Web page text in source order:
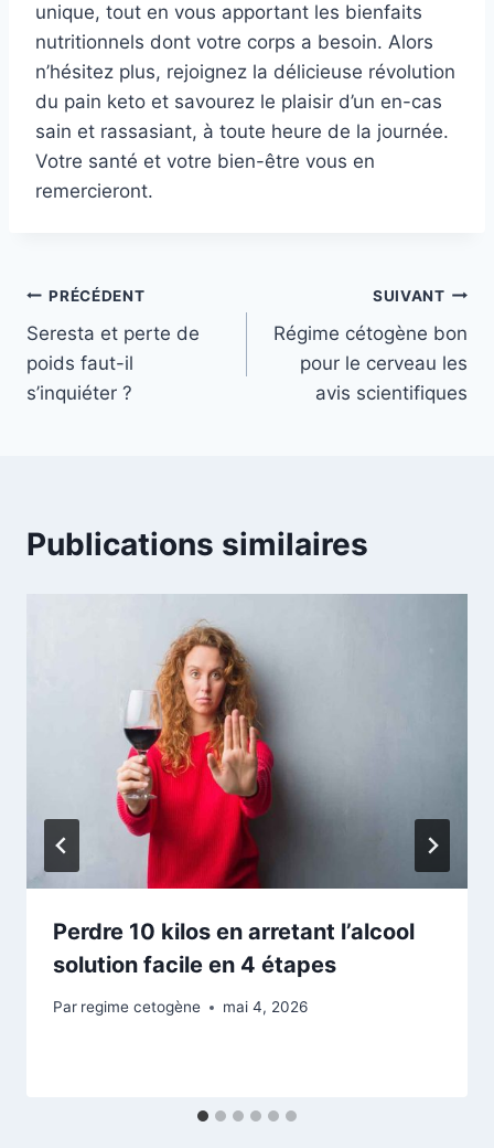
unique, tout en vous apportant les bienfaits
nutritionnels dont votre corps a besoin. Alors
n’hésitez plus, rejoignez la délicieuse révolution
du pain keto et savourez le plaisir d’un en-cas
sain et rassasiant, à toute heure de la journée.
Votre santé et votre bien-être vous en
remercieront.
Navigation
de
l’article
PRÉCÉDENT
Seresta et perte de
poids faut-il
s’inquiéter ?
SUIVANT
Régime cétogène bon
pour le cerveau les
avis scientifiques
Publications similaires
Perdre 10 kilos en arretant l’alcool
solution facile en 4 étapes
Par regime cetogène mai 4, 2026